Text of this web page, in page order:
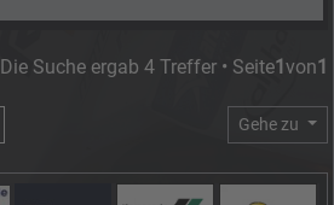
Die Suche ergab 4 Treffer • Seite1von1
Gehe zu